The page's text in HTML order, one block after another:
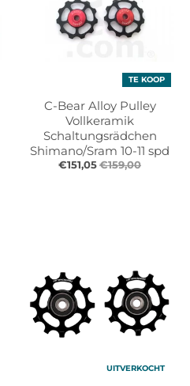
TE KOOP
C-Bear Alloy Pulley
Vollkeramik
Schaltungsrädchen
Shimano/Sram 10-11 spd
€151,05€159,00
UITVERKOCHT